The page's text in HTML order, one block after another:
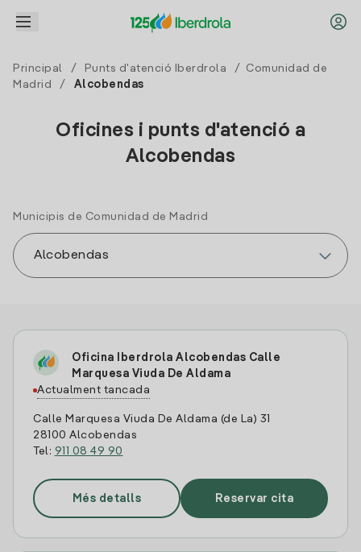
Principal / Punts d'atenció Iberdrola /
Comunidad de
Madrid
/ Alcobendas
Oficines i punts d'atenció a
Alcobendas
Municipis de Comunidad de Madrid
Oficina Iberdrola Alcobendas Calle
Marquesa Viuda De Aldama
Actualment tancada
Calle Marquesa Viuda De Aldama (de La) 31
28100 Alcobendas
Tel: 911 08 49 90
Més detalls Reservar cita